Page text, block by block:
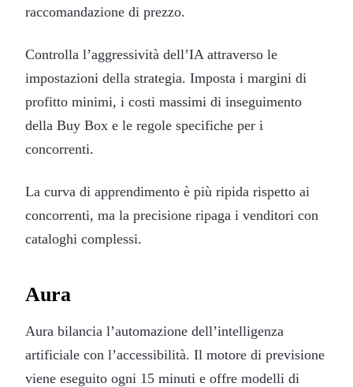
raccomandazione di prezzo.
Controlla l’aggressività dell’IA attraverso le
impostazioni della strategia. Imposta i margini di
profitto minimi, i costi massimi di inseguimento
della Buy Box e le regole specifiche per i
concorrenti.
La curva di apprendimento è più ripida rispetto ai
concorrenti, ma la precisione ripaga i venditori con
cataloghi complessi.
Aura
Aura bilancia l’automazione dell’intelligenza
artificiale con l’accessibilità. Il motore di previsione
viene eseguito ogni 15 minuti e offre modelli di